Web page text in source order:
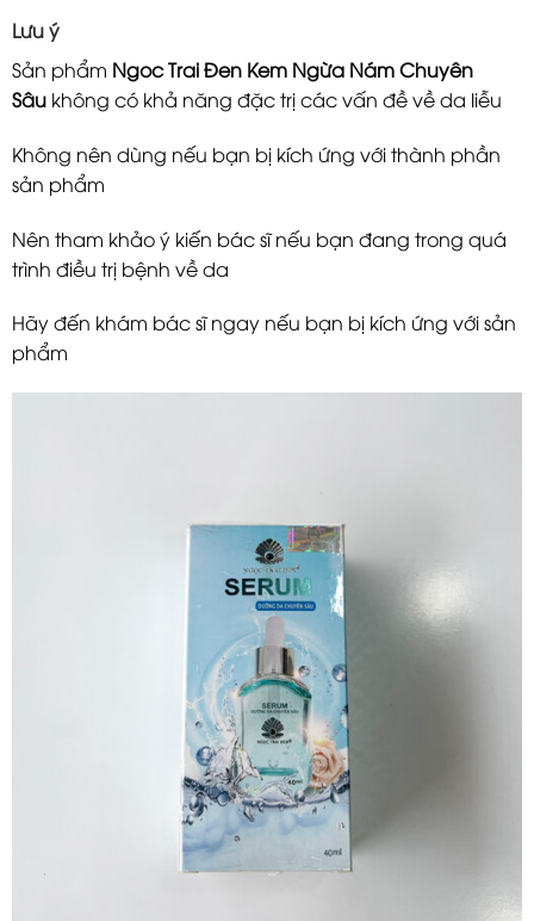
Lưu ý
Sản phẩm Ngoc Trai Đen Kem Ngừa Nám Chuyên
Sâu không có khả năng đặc trị các vấn đề về da liễu
Không nên dùng nếu bạn bị kích ứng với thành phần
sản phẩm
Nên tham khảo ý kiến bác sĩ nếu bạn đang trong quá
trình điều trị bệnh về da
Hãy đến khám bác sĩ ngay nếu bạn bị kích ứng với sản
phẩm